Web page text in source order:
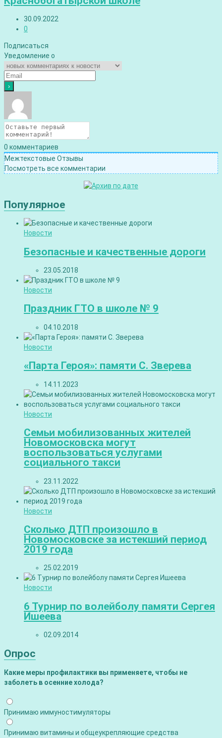
30.09.2022
0
Подписаться
Уведомление о
0 комментариев
Межтекстовые Отзывы
Посмотреть все комментарии
Популярное
Новости
Безопасные и качественные дороги
23.05.2018
Новости
Праздник ГТО в школе № 9
04.10.2018
Новости
«Парта Героя»: памяти С. Зверева
14.11.2023
Новости
Семьи мобилизованных жителей
Новомосковска могут
воспользоваться услугами
социального такси
23.11.2022
Новости
Сколько ДТП произошло в
Новомосковске за истекший период
2019 года
25.02.2019
Новости
6 Турнир по волейболу памяти Сергея
Ишеева
02.09.2014
Опрос
Какие меры профилактики вы применяете, чтобы не
заболеть в осенние холода?
Принимаю иммуностимуляторы
Принимаю витамины и общеукрепляющие средства